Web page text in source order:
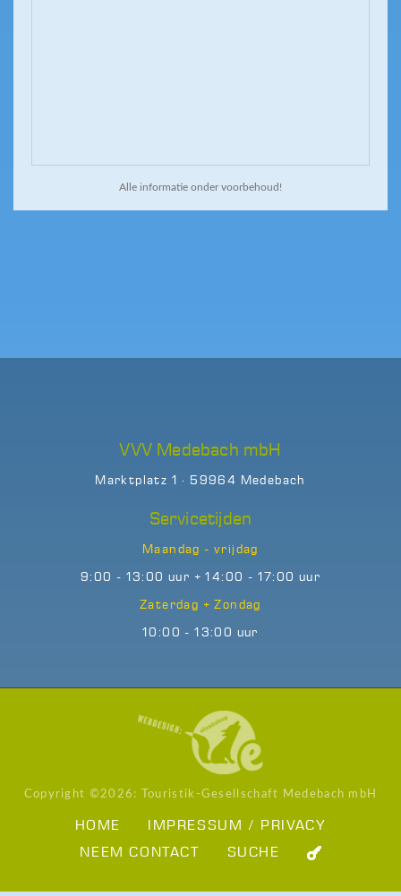
Alle informatie onder voorbehoud!
VVV Medebach mbH
Marktplatz 1 · 59964 Medebach
Servicetijden
Maandag - vrijdag
9:00 - 13:00 uur + 14:00 - 17:00 uur
Zaterdag + Zondag
10:00 - 13:00 uur
Copyright ©2026: Touristik-Gesellschaft Medebach mbH
HOME
IMPRESSUM / PRIVACY
NEEM CONTACT
SUCHE